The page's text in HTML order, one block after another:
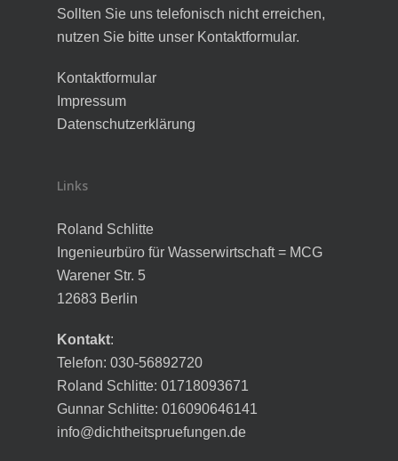
Sollten Sie uns telefonisch nicht erreichen,
nutzen Sie bitte unser Kontaktformular.
Kontaktformular
Impressum
Datenschutzerklärung
Links
Roland Schlitte
Ingenieurbüro für Wasserwirtschaft = MCG
Warener Str. 5
12683 Berlin
Kontakt:
Telefon: 030-56892720
Roland Schlitte: 01718093671
Gunnar Schlitte: 016090646141
info@dichtheitspruefungen.de